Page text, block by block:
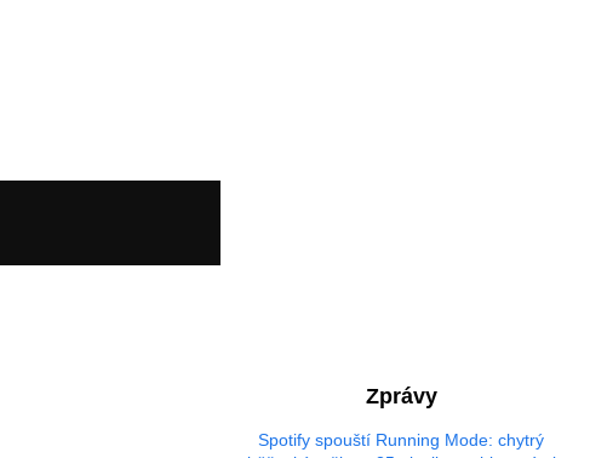
Zprávy
Spotify spouští Running Mode: chytrý